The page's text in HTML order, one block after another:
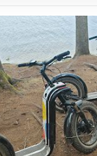
Ouvrir dans Kraaby
4,8 / 5